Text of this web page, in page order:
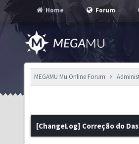
Home Forum
MEGAMU Mu Online Forum
[ChangeLog] Correção do